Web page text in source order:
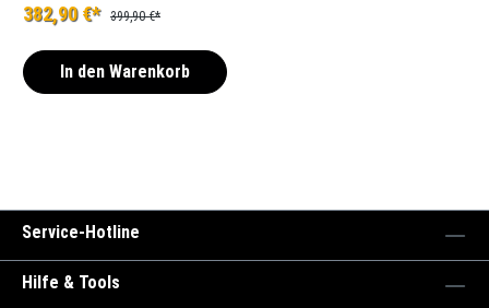
Jalousiesteuerung
382,90 €* 399,90 €*
In den Warenkorb
Service-Hotline
Hilfe & Tools